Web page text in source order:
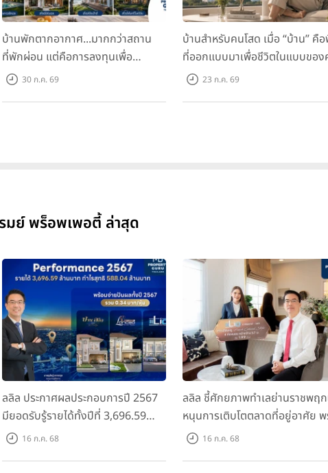
บ้านพักตากอากาศ...มากกว่าสถาน
ที่พักผ่อน แต่คือการลงทุนเพื่อ
คุณภาพชีวิต
30 ก.ค. 69
บ้านสำหรับคนโสด เมื่อ “บ้าน” คื
ที่ออกแบบมาเพื่อชีวิตในแบบขอ
23 ก.ค. 69
รมย์ พร็อพเพอตี้ ล่าสุด
ลลิล ประกาศผลประกอบการปี 2567
มียอดรับรู้รายได้ทั้งปีที่ 3,696.59
ล้านบาท กำไรสุทธิ 588.04 ล้านบาท
16 ก.ค. 68
ลลิล ชี้ศักยภาพทำเลย่านราชพฤ
หนุนการเติบโตตลาดที่อยู่อาศัย พ
เปิดตัวโครงการใหม่ "ไลโอ
16 ก.ค. 68